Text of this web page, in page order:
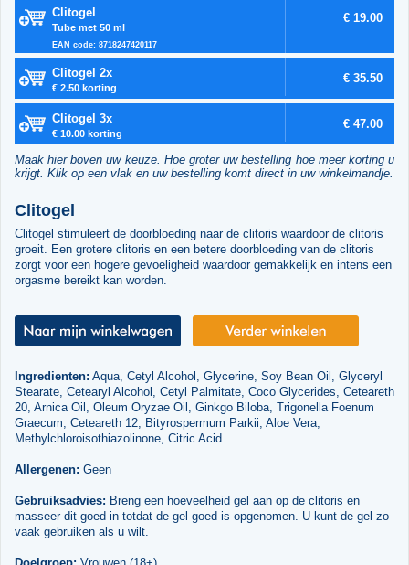
Clitogel
Tube met 50 ml
EAN code: 8718247420117
€ 19.00
Clitogel 2x
€ 2.50 korting
€ 35.50
Clitogel 3x
€ 10.00 korting
€ 47.00
Maak hier boven uw keuze. Hoe groter uw bestelling hoe meer korting u
krijgt. Klik op een vlak en uw bestelling komt direct in uw winkelmandje.
Clitogel
Clitogel stimuleert de doorbloeding naar de clitoris waardoor de clitoris
groeit. Een grotere clitoris en een betere doorbloeding van de clitoris
zorgt voor een hogere gevoeligheid waardoor gemakkelijk en intens een
orgasme bereikt kan worden.
Ingredienten: Aqua, Cetyl Alcohol, Glycerine, Soy Bean Oil, Glyceryl
Stearate, Cetearyl Alcohol, Cetyl Palmitate, Coco Glycerides, Ceteareth
20, Arnica Oil, Oleum Oryzae Oil, Ginkgo Biloba, Trigonella Foenum
Graecum, Ceteareth 12, Bityrospermum Parkii, Aloe Vera,
Methylchloroisothiazolinone, Citric Acid.
Allergenen: Geen
Gebruiksadvies: Breng een hoeveelheid gel aan op de clitoris en
masseer dit goed in totdat de gel goed is opgenomen. U kunt de gel zo
vaak gebruiken als u wilt.